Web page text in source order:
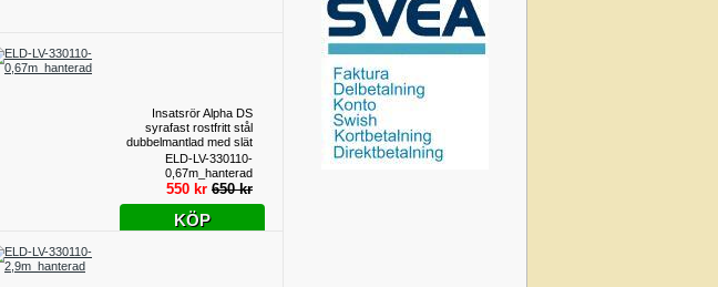
Insatsrör Alpha DS
syrafast rostfritt stål
dubbelmantlad med slät
insida inv.110mm
utv.118mm - Längd 0,67
meter, hanterad
ELD-LV-330110-
0,67m_hanterad
550 kr 650 kr
KÖP